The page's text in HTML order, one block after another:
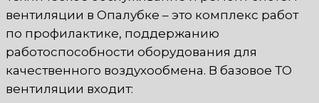
вентиляции в Опалубке – это комплекс работ
по профилактике, поддержанию
работоспособности оборудования для
качественного воздухообмена. В базовое ТО
вентиляции входит: